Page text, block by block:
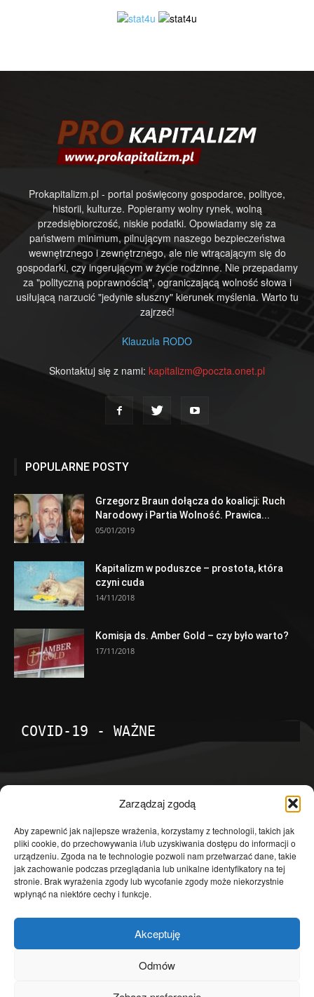
Zarządzaj zgodą
Aby zapewnić jak najlepsze wrażenia, korzystamy z technologii, takich jak
pliki cookie, do przechowywania i/lub uzyskiwania dostępu do informacji o
urządzeniu. Zgoda na te technologie pozwoli nam przetwarzać dane, takie
jak zachowanie podczas przeglądania lub unikalne identyfikatory na tej
stronie. Brak wyrażenia zgody lub wycofanie zgody może niekorzystnie
wpłynąć na niektóre cechy i funkcje.
Akceptuję
Odmów
Prokapitalizm.pl - portal poświęcony gospodarce, polityce,
historii, kulturze. Popieramy wolny rynek, wolną
przedsiębiorczość, niskie podatki. Opowiadamy się za
państwem minimum, pilnującym naszego bezpieczeństwa
wewnętrznego i zewnętrznego, ale nie wtrącającym się do
gospodarki, czy ingerującym w życie rodzinne. Nie przepadamy
za "polityczną poprawnością", ograniczającą wolność słowa i
usiłującą narzucić "jedynie słuszny" kierunek myślenia. Warto tu
zajrzeć!
Klauzula RODO
Skontaktuj się z nami: kapitalizm@poczta.onet.pl
POPULARNE POSTY
Grzegorz Braun dołącza do koalicji: Ruch
Narodowy i Partia Wolność. Prawica...
05/01/2019
Kapitalizm w poduszce – prostota, która
czyni cuda
14/11/2018
Komisja ds. Amber Gold – czy było warto?
17/11/2018
COVID-19 - WAŻNE
Temat dnia
4601
Publicystyka
4363
Polityka
3639
Polska
Społeczeństwo
2823